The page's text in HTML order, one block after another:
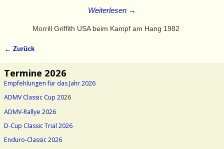
Weiterlesen →
Morrill Griffith USA beim Kampf am Hang 1982
← Zurück
Termine 2026
Empfehlungen für das Jahr 2026
ADMV Classic Cup 2026
ADMV-Rallye 2026
D-Cup Classic Trial 2026
Enduro-Classic 2026